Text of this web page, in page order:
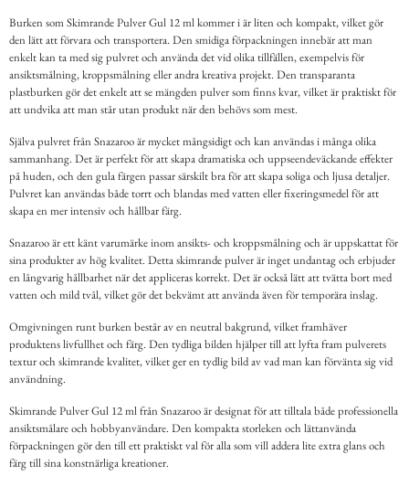
Burken som Skimrande Pulver Gul 12 ml kommer i är liten och kompakt, vilket gör
den lätt att förvara och transportera. Den smidiga förpackningen innebär att man
enkelt kan ta med sig pulvret och använda det vid olika tillfällen, exempelvis för
ansiktsmålning, kroppsmålning eller andra kreativa projekt. Den transparanta
plastburken gör det enkelt att se mängden pulver som finns kvar, vilket är praktiskt för
att undvika att man står utan produkt när den behövs som mest.
Själva pulvret från Snazaroo är mycket mångsidigt och kan användas i många olika
sammanhang. Det är perfekt för att skapa dramatiska och uppseendeväckande effekter
på huden, och den gula färgen passar särskilt bra för att skapa soliga och ljusa detaljer.
Pulvret kan användas både torrt och blandas med vatten eller fixeringsmedel för att
skapa en mer intensiv och hållbar färg.
Snazaroo är ett känt varumärke inom ansikts- och kroppsmålning och är uppskattat för
sina produkter av hög kvalitet. Detta skimrande pulver är inget undantag och erbjuder
en långvarig hållbarhet när det appliceras korrekt. Det är också lätt att tvätta bort med
vatten och mild tvål, vilket gör det bekvämt att använda även för temporära inslag.
Omgivningen runt burken består av en neutral bakgrund, vilket framhäver
produktens livfullhet och färg. Den tydliga bilden hjälper till att lyfta fram pulverets
textur och skimrande kvalitet, vilket ger en tydlig bild av vad man kan förvänta sig vid
användning.
Skimrande Pulver Gul 12 ml från Snazaroo är designat för att tilltala både professionella
ansiktsmålare och hobbyanvändare. Den kompakta storleken och lättanvända
förpackningen gör den till ett praktiskt val för alla som vill addera lite extra glans och
färg till sina konstnärliga kreationer.